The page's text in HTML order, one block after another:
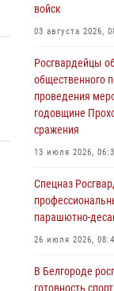
Белгородским
о роли
07 августа 2026,
Подвиги
в новой
музея‑диорамы
Белгородское
В Белгороде
готовность
центра к новому
Росгвардия
войск
03 августа 2026,
Росгвардейцы
общественного
проведения
годовщине
сражения
13 июля 2026,
Спецназ
парашютно-
26 июля 2026,
В Белгороде
готовность